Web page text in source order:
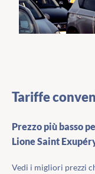
Tariffe
Prezzo più basso
Lione Saint
Vedi i migliori prezzi